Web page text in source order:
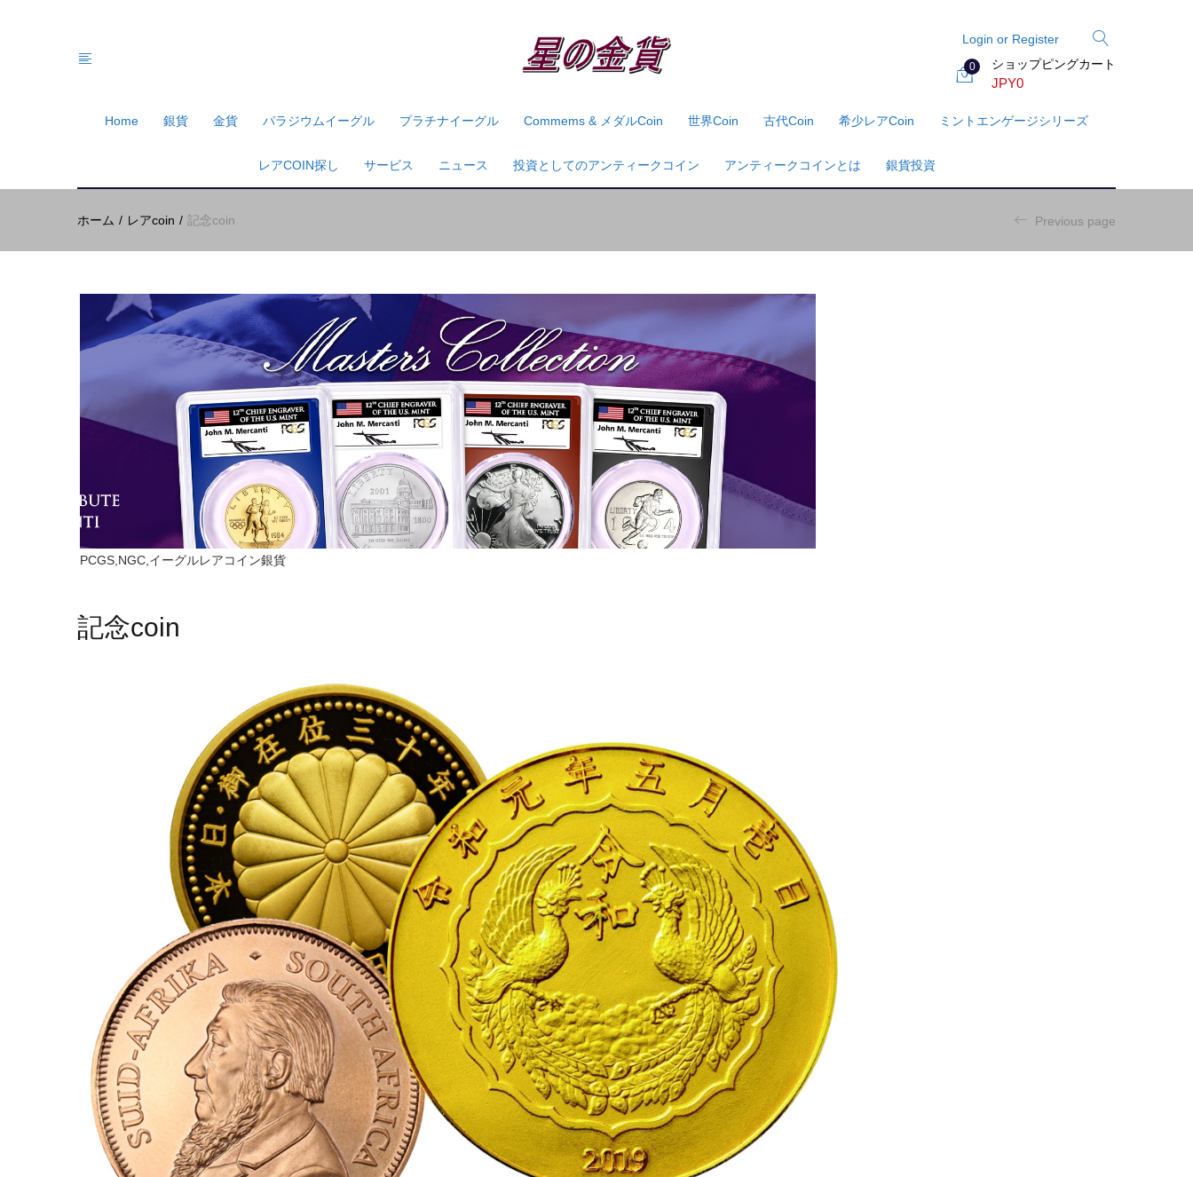
Login or Register
0 ショップピングカート
JPY0
Home 銀貨 金貨 パラジウムイーグル プラチナイーグル Commems & メダルcoin 世界coin 古代coin 希少レアcoin ミントエンゲージシリーズ
レアCOIN探し サービス ニュース 投資としてのアンティークコイン アンティークコインとは 銀貨投資
ホーム レアcoin 記念coin Previous page
PCGS,NGC,イーグルレアコイン銀貨
記念coin